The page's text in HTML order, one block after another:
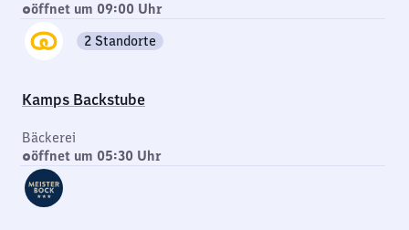
öffnet um 09:00 Uhr
Kamps Backstube
2 Standorte
Bäckerei
öffnet um 05:30 Uhr